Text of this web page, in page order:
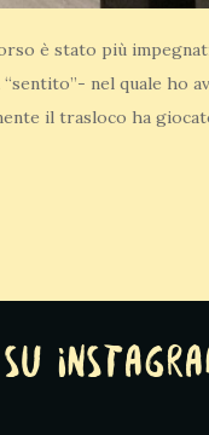
è stato più
“sentito”- nel quale ho
il trasloco ha